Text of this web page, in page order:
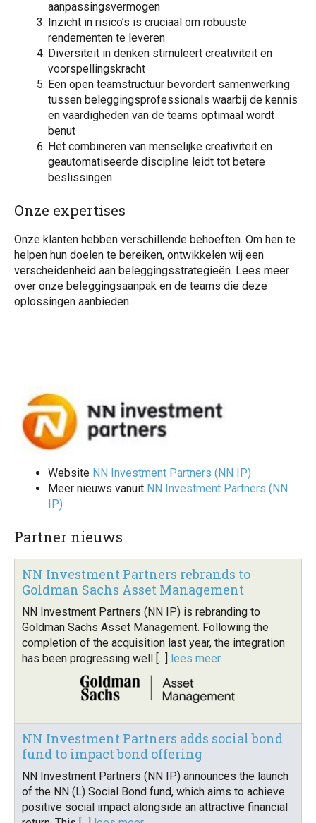
aanpassingsvermogen
Inzicht in risico’s is cruciaal om robuuste
rendementen te leveren
Diversiteit in denken stimuleert creativiteit en
voorspellingskracht
Een open teamstructuur bevordert samenwerking
tussen beleggingsprofessionals waarbij de kennis
en vaardigheden van de teams optimaal wordt
benut
Het combineren van menselijke creativiteit en
geautomatiseerde discipline leidt tot betere
beslissingen
Onze expertises
Onze klanten hebben verschillende behoeften. Om hen te
helpen hun doelen te bereiken, ontwikkelen wij een
verscheidenheid aan beleggingsstrategieën. Lees meer
over onze beleggingsaanpak en de teams die deze
oplossingen aanbieden.
Website NN Investment Partners (NN IP)
Meer nieuws vanuit NN Investment Partners (NN
IP)
Partner nieuws
NN Investment Partners rebrands to
Goldman Sachs Asset Management
NN Investment Partners (NN IP) is rebranding to
Goldman Sachs Asset Management. Following the
completion of the acquisition last year, the integration
has been progressing well [...] lees meer
NN Investment Partners adds social bond
fund to impact bond offering
NN Investment Partners (NN IP) announces the launch
of the NN (L) Social Bond fund, which aims to achieve
positive social impact alongside an attractive financial